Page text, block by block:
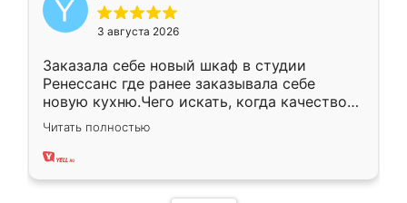
3 августа 2026
Заказала себе новый шкаф в студии
Ренессанс где ранее заказывала себе
новую кухню.Чего искать, когда качеством
вполне довольна. Служит кухня уже почти
два года, нареканий нет.
Читать полностью